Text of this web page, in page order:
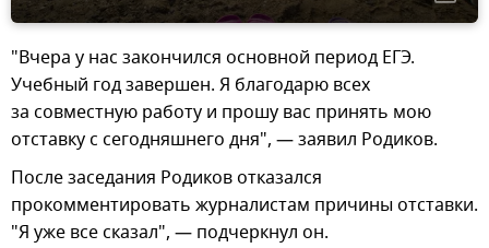
"Вчера у нас закончился основной период ЕГЭ.
Учебный год завершен. Я благодарю всех
за совместную работу и прошу вас принять мою
отставку с сегодняшнего дня", — заявил Родиков.
После заседания Родиков отказался
прокомментировать журналистам причины отставки.
"Я уже все сказал", — подчеркнул он.